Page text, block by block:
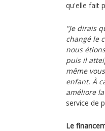
qu'elle fait
"Je dirais
changé le
nous
puis il
même
enfant. À
améliore
service de
Le